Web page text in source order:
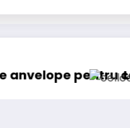
camioane
Lars